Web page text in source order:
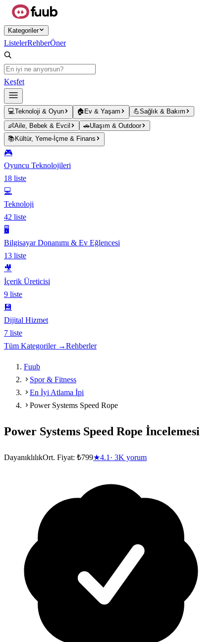
Ana içeriğe atla
Kategoriler
ListelerRehberÖner
Keşfet
💻Teknoloji & Oyun 🏠 Ev & Yaşam 💪Sağlık & Bakım
👶Aile, Bebek & Evcil 🚗Ulaşım & Outdoor
📚 Kültür, Yeme-İçme & Finans
🎮
Oyuncu Teknolojileri
18 liste
💻
Teknoloji
42 liste
🖥️
Bilgisayar Donanımı & Ev Eğlencesi
13 liste
🎥
İçerik Üreticisi
9 liste
💾
Dijital Hizmet
7 liste
Tüm Kategoriler →Rehberler
Fuub
Spor & Fitness
En İyi Atlama İpi
Power Systems Speed Rope
Power Systems Speed Rope İncelemesi
DayanıklılıkOrt. Fiyat: ₺799★4.1 · 3K yorum